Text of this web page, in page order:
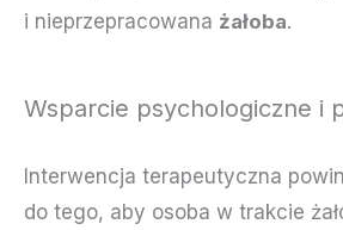
i nieprzepracowana żałoba.
Wsparcie psychologiczne i
Interwencja terapeutyczna
do tego, aby osoba w trakcie